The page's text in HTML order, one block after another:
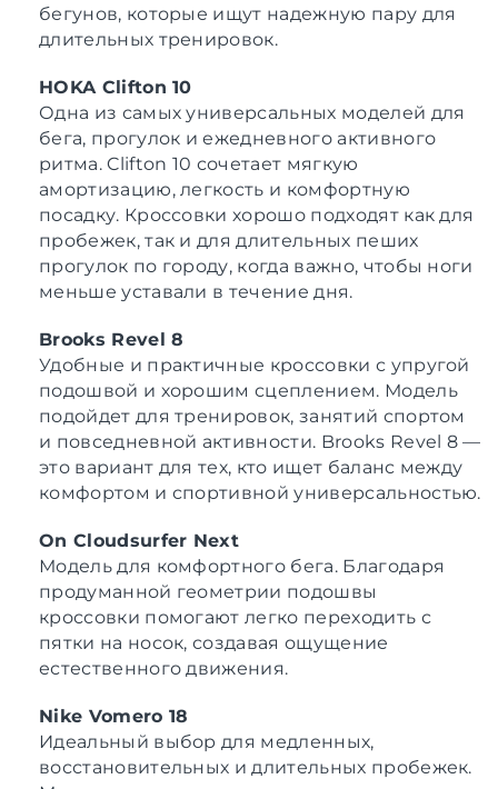
бегунов, которые ищут надежную пару для
длительных тренировок.
HOKA Clifton 10
Одна из самых универсальных моделей для
бега, прогулок и ежедневного активного
ритма. Clifton 10 сочетает мягкую
амортизацию, легкость и комфортную
посадку. Кроссовки хорошо подходят как для
пробежек, так и для длительных пеших
прогулок по городу, когда важно, чтобы ноги
меньше уставали в течение дня.
Brooks Revel 8
Удобные и практичные кроссовки с упругой
подошвой и хорошим сцеплением. Модель
подойдет для тренировок, занятий спортом
и повседневной активности. Brooks Revel 8 —
это вариант для тех, кто ищет баланс между
комфортом и спортивной универсальностью.
On Cloudsurfer Next
Модель для комфортного бега. Благодаря
продуманной геометрии подошвы
кроссовки помогают легко переходить с
пятки на носок, создавая ощущение
естественного движения.
Nike Vomero 18
Идеальный выбор для медленных,
восстановительных и длительных пробежек.